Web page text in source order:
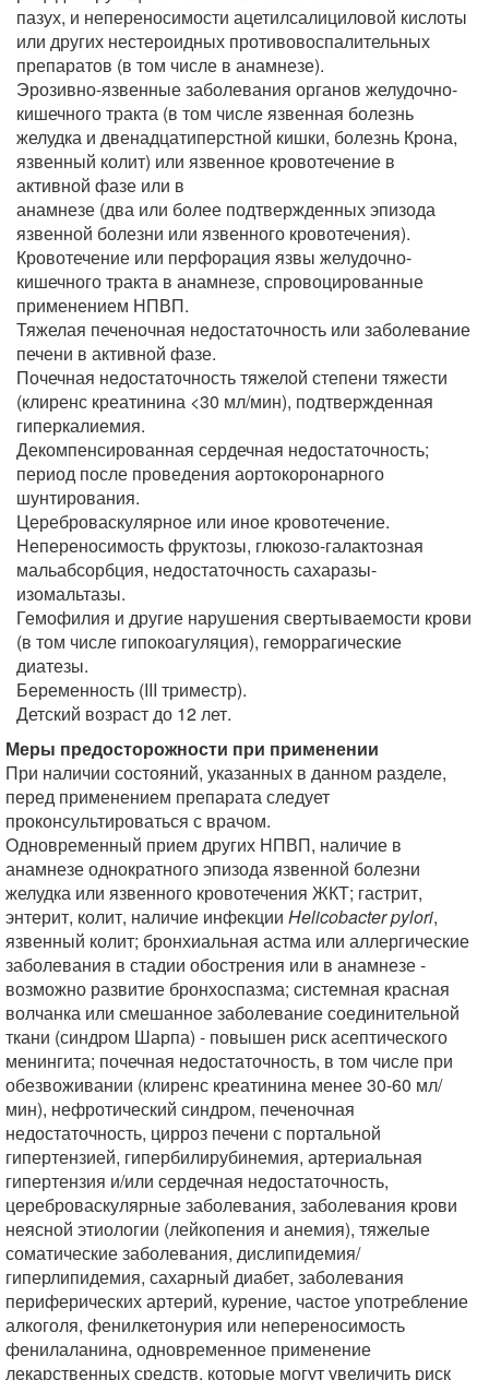
пазух, и непереносимости ацетилсалициловой кислоты
или других нестероидных противовоспалительных
препаратов (в том числе в анамнезе).
Эрозивно-язвенные заболевания органов желудочно-
кишечного тракта (в том числе язвенная болезнь
желудка и двенадцатиперстной кишки, болезнь Крона,
язвенный колит) или язвенное кровотечение в
активной фазе или в
анамнезе (два или более подтвержденных эпизода
язвенной болезни или язвенного кровотечения).
Кровотечение или перфорация язвы желудочно-
кишечного тракта в анамнезе, спровоцированные
применением НПВП.
Тяжелая печеночная недостаточность или заболевание
печени в активной фазе.
Почечная недостаточность тяжелой степени тяжести
(клиренс креатинина <30 мл/мин), подтвержденная
гиперкалиемия.
Декомпенсированная сердечная недостаточность;
период после проведения аортокоронарного
шунтирования.
Цереброваскулярное или иное кровотечение.
Непереносимость фруктозы, глюкозо-галактозная
мальабсорбция, недостаточность сахаразы-
изомальтазы.
Гемофилия и другие нарушения свертываемости крови
(в том числе гипокоагуляция), геморрагические
диатезы.
Беременность (III триместр).
Детский возраст до 12 лет.
Меры предосторожности при применении
При наличии состояний, указанных в данном разделе,
перед применением препарата следует
проконсультироваться с врачом.
Одновременный прием других НПВП, наличие в
анамнезе однократного эпизода язвенной болезни
желудка или язвенного кровотечения ЖКТ; гастрит,
энтерит, колит, наличие инфекции Helicobacter pylori,
язвенный колит; бронхиальная астма или аллергические
заболевания в стадии обострения или в анамнезе -
возможно развитие бронхоспазма; системная красная
волчанка или смешанное заболевание соединительной
ткани (синдром Шарпа) - повышен риск асептического
менингита; почечная недостаточность, в том числе при
обезвоживании (клиренс креатинина менее 30-60 мл/
мин), нефротический синдром, печеночная
недостаточность, цирроз печени с портальной
гипертензией, гипербилирубинемия, артериальная
гипертензия и/или сердечная недостаточность,
цереброваскулярные заболевания, заболевания крови
неясной этиологии (лейкопения и анемия), тяжелые
соматические заболевания, дислипидемия/
гиперлипидемия, сахарный диабет, заболевания
периферических артерий, курение, частое употребление
алкоголя, фенилкетонурия или непереносимость
фенилаланина, одновременное применение
лекарственных средств, которые могут увеличить риск